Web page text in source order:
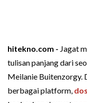
hitekno.com - Jagat
tulisan panjang dari
Meilanie Buitenzorgy.
berbagai platform,